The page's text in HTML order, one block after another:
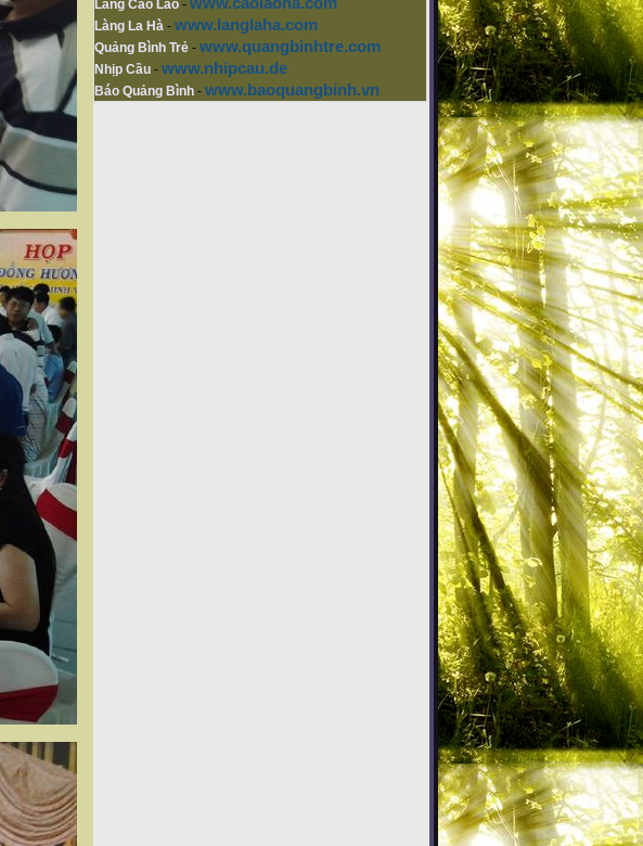
Làng Cao Lao -
Làng La Hà - www.langlaha.com
Quảng Bình Trẻ - www.quangbinhtre.com
Nhịp Cầu - www.nhipcau.de
Báo Quảng Bình - www.baoquangbinh.vn